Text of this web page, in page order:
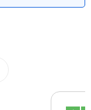
de pago. Puedes
Toda la
por parte del